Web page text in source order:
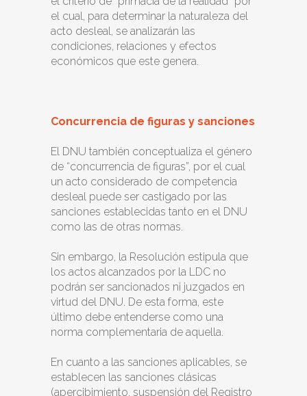
el cual, para determinar la naturaleza del
acto desleal, se analizarán las
condiciones, relaciones y efectos
económicos que este genera.
Concurrencia de figuras y sanciones
El DNU también conceptualiza el género
de “concurrencia de figuras”, por el cual
un acto considerado de competencia
desleal puede ser castigado por las
sanciones establecidas tanto en el DNU
como las de otras normas.
Sin embargo, la Resolución estipula que
los actos alcanzados por la LDC no
podrán ser sancionados ni juzgados en
virtud del DNU. De esta forma, este
último debe entenderse como una
norma complementaria de aquella.
En cuanto a las sanciones aplicables, se
establecen las sanciones clásicas
(apercibimiento, suspensión del Registro